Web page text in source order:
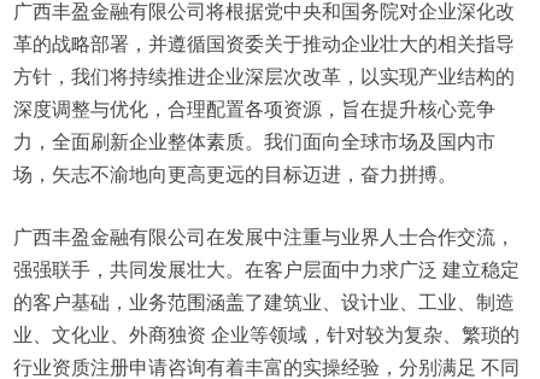
广西丰盈金融有限公司将根据党中央和国务院对企业深化改
革的战略部署，并遵循国资委关于推动企业壮大的相关指导
方针，我们将持续推进企业深层次改革，以实现产业结构的
深度调整与优化，合理配置各项资源，旨在提升核心竞争
力，全面刷新企业整体素质。我们面向全球市场及国内市
场，矢志不渝地向更高更远的目标迈进，奋力拼搏。
广西丰盈金融有限公司在发展中注重与业界人士合作交流，
强强联手，共同发展壮大。在客户层面中力求广泛 建立稳定
的客户基础，业务范围涵盖了建筑业、设计业、工业、制造
业、文化业、外商独资 企业等领域，针对较为复杂、繁琐的
行业资质注册申请咨询有着丰富的实操经验，分别满足 不同